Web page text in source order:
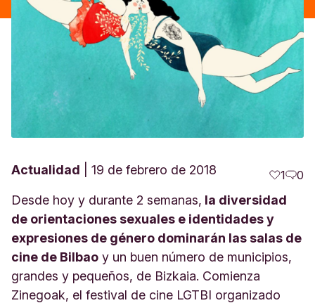
Actualidad 19 de febrero de 2018 1 0
Desde hoy y durante 2 semanas, la diversidad
de orientaciones sexuales e identidades y
expresiones de género dominarán las salas de
cine de Bilbao y un buen número de municipios,
grandes y pequeños, de Bizkaia. Comienza
Zinegoak, el festival de cine LGTBI organizado